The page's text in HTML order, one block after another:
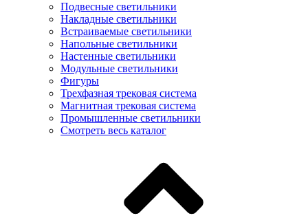
Подвесные светильники
Накладные светильники
Встраиваемые светильники
Напольные светильники
Настенные светильники
Модульные светильники
Фигуры
Трехфазная трековая система
Магнитная трековая система
Промышленные светильники
Смотреть весь каталог